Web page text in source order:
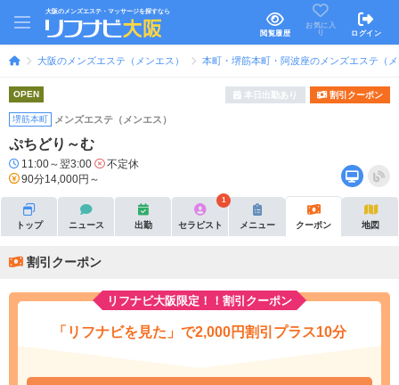
大阪のメンズエステ・マッサージを探すなら
閲覧履歴
お気に入
り
ログイン
大阪のメンズエステ（メンエス） 本町・堺筋本町・阿波座のメンズエステ（
OPEN 本日出勤あり 割引クーポン
堺筋本町 メンズエステ（メンエス）
ぷちどり～む
11:00～翌3:00
不定休
90分14,000円～
トップ ニュース 出勤 セラピスト
1
メニュー クーポン 地図
割引クーポン
リフナビ大阪限定！！割引クーポン
「リフナビを見た」で2,000円割引プラス10分